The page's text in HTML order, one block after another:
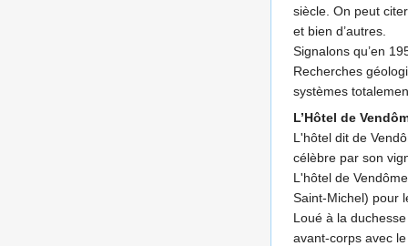
siècle. On peut
et bien d’autres.
Signalons qu’en
Recherches
systèmes
L’Hôtel de
L'hôtel dit de
célèbre par son
L'hôtel de
Saint-Michel) pour
Loué à la
avant-corps avec